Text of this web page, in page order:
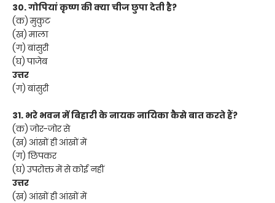
30. गोपियां कृष्ण की क्या चीज छुपा देती है?
(क) मुकुट
(ख) माला
(ग) बांसुरी
(घ) पाजेब
उत्तर
(ग) बांसुरी
31. भरे भवन में बिहारी के नायक नायिका कैसे बात करते हैं?
(क) जोर-जोर से
(ख) आंखों ही आंखों में
(ग) छिपकर
(घ) उपरोक्त में से कोई नहीं
उत्तर
(ख) आंखों ही आंखों में